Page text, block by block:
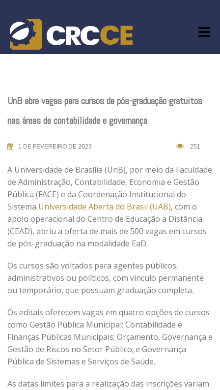
content
UnB abre vagas para cursos de pós-graduação gratuitos
nas áreas de contabilidade e governança
1 DE FEVEREIRO DE 2023 251
A Universidade de Brasília (UnB), por meio da Faculdade
de Administração, Contabilidade, Economia e Gestão
Pública (FACE) e da Coordenação Institucional do
Sistema Universidade Aberta do Brasil (UAB), com o
apoio operacional do Centro de Educação a Distância
(CEAD), abriu a oferta de mais de 500 vagas em cursos
de pós-graduação na modalidade EaD.
Os cursos são voltados para agentes públicos,
administrativos ou políticos, com vínculo permanente
ou temporário, que possuam graduação completa.
Os editais oferecem vagas em quatro opções de cursos
como Gestão Pública Municipal; Contabilidade e
Finanças Públicas Municipais; Orçamento, Governança e
Gestão de Riscos no Setor Público; e Governança
Pública de Sistemas e Serviços de Saúde.
As datas limites para a realização das inscrições variam